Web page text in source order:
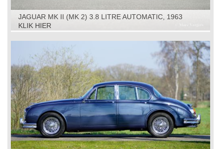
JAGUAR MK II (MK 2) 3.8 LITRE AUTOMATIC, 1963
KLIK HIER